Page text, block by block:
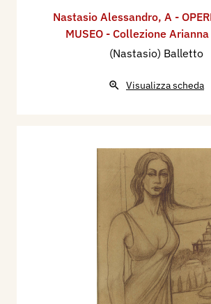
Nastasio Alessandro, A -
MUSEO - Collezione
(Nastasio) Balletto
Visualizza scheda